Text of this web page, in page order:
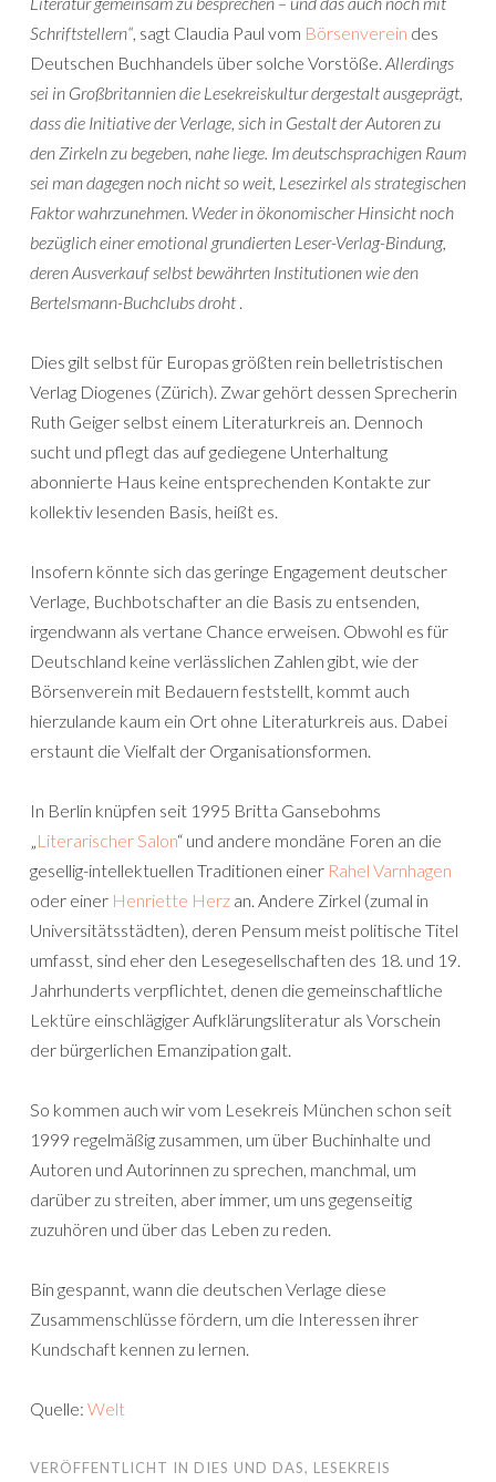
Schriftstellern“, sagt Claudia Paul vom Börsenverein des
Deutschen Buchhandels über solche Vorstöße. Allerdings
sei in Großbritannien die Lesekreiskultur dergestalt ausgeprägt,
dass die Initiative der Verlage, sich in Gestalt der Autoren zu
den Zirkeln zu begeben, nahe liege. Im deutschsprachigen Raum
sei man dagegen noch nicht so weit, Lesezirkel als strategischen
Faktor wahrzunehmen. Weder in ökonomischer Hinsicht noch
bezüglich einer emotional grundierten Leser-Verlag-Bindung,
deren Ausverkauf selbst bewährten Institutionen wie den
Bertelsmann-Buchclubs droht .
Dies gilt selbst für Europas größten rein belletristischen
Verlag Diogenes (Zürich). Zwar gehört dessen Sprecherin
Ruth Geiger selbst einem Literaturkreis an. Dennoch
sucht und pflegt das auf gediegene Unterhaltung
abonnierte Haus keine entsprechenden Kontakte zur
kollektiv lesenden Basis, heißt es.
Insofern könnte sich das geringe Engagement deutscher
Verlage, Buchbotschafter an die Basis zu entsenden,
irgendwann als vertane Chance erweisen. Obwohl es für
Deutschland keine verlässlichen Zahlen gibt, wie der
Börsenverein mit Bedauern feststellt, kommt auch
hierzulande kaum ein Ort ohne Literaturkreis aus. Dabei
erstaunt die Vielfalt der Organisationsformen.
In Berlin knüpfen seit 1995 Britta Gansebohms
„Literarischer Salon“ und andere mondäne Foren an die
gesellig-intellektuellen Traditionen einer Rahel Varnhagen
oder einer Henriette Herz an. Andere Zirkel (zumal in
Universitätsstädten), deren Pensum meist politische Titel
umfasst, sind eher den Lesegesellschaften des 18. und 19.
Jahrhunderts verpflichtet, denen die gemeinschaftliche
Lektüre einschlägiger Aufklärungsliteratur als Vorschein
der bürgerlichen Emanzipation galt.
So kommen auch wir vom Lesekreis München schon seit
1999 regelmäßig zusammen, um über Buchinhalte und
Autoren und Autorinnen zu sprechen, manchmal, um
darüber zu streiten, aber immer, um uns gegenseitig
zuzuhören und über das Leben zu reden.
Bin gespannt, wann die deutschen Verlage diese
Zusammenschlüsse fördern, um die Interessen ihrer
Kundschaft kennen zu lernen.
Quelle: Welt
VERÖFFENTLICHT IN DIES UND DAS, LESEKREIS